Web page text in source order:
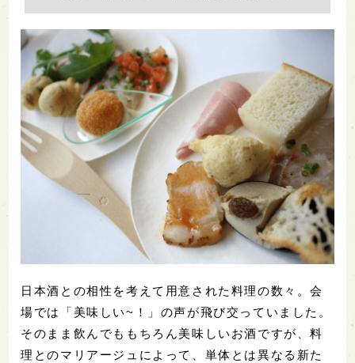
日本酒との相性を考えて用意された料理の数々。会
場では「美味しい~！」の声が飛び交っていました。
そのまま飲んでももちろん美味しいお酒ですが、料
理とのマリアージュによって、単体とは異なる新た